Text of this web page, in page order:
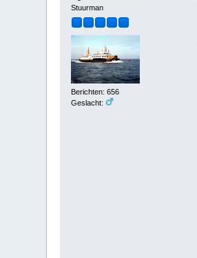
Stuurman
Berichten: 656
Geslacht: